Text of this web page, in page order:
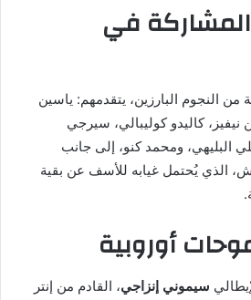
المشاركة في
النجوم البارزين، يتقدمهم: ياسين
كاليدو كوليبالي، سيرجي
البليهي، ومحمد كنو، إلى جانب
الذي يُحتمل غيابه للأسف عن بقية
أوروبية
سيموني إنزاجي، القادم من إنتر